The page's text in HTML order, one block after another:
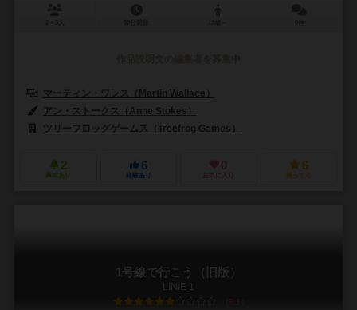
マーティン・ワレス（Martin Wallace）
アン・ストークス（Anne Stokes）
ツリーフロッグゲームス（Treefrog Games）
2
興味あり
6
経験あり
0
お気に入り
6
持ってる
1号線で行こう（旧版）
LINIE 1
6.1